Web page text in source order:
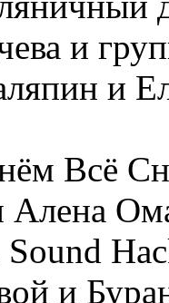
и
и
Всё
Алена
и